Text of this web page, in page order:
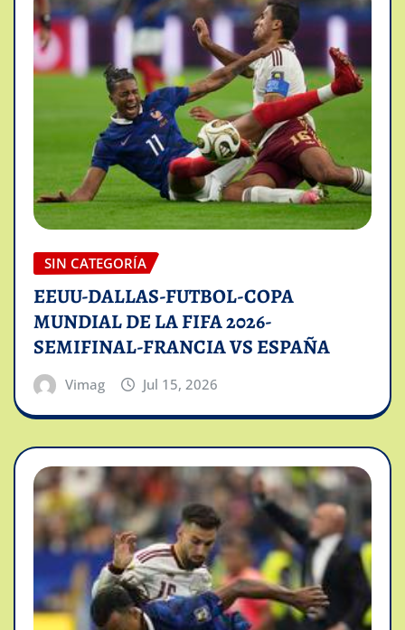
SIN CATEGORÍA
EEUU-DALLAS-FUTBOL-COPA
MUNDIAL DE LA FIFA 2026-
SEMIFINAL-FRANCIA VS ESPAÑA
Vimag Jul 15, 2026